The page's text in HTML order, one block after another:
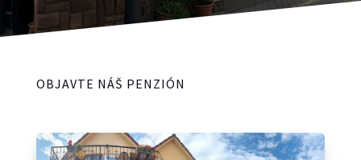
OBJAVTE NÁŠ PENZIÓN